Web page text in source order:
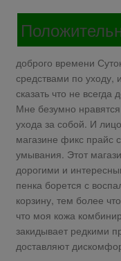
доброго времени
средствами по
сказать что не всегда
Мне безумно
ухода за собой. И
магазине фикс прайс
умывания. Этот
дорогими и
пенка борется с
корзину, тем более
что моя кожа
закидывает редкими
доставляют